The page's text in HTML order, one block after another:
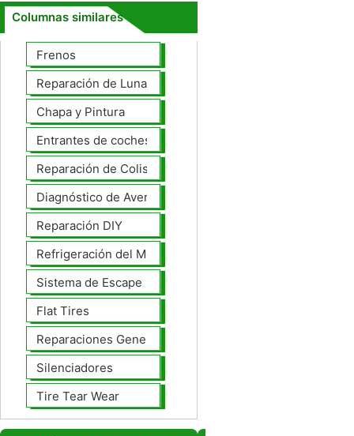
Columnas similares
Frenos
Reparación de Lunas
Chapa y Pintura
Entrantes de coches
Reparación de Colisiones
Diagnóstico de Averías
Reparación DIY
Refrigeración del Motor
Sistema de Escape
Flat Tires
Reparaciones Generales
Silenciadores
Tire Tear Wear